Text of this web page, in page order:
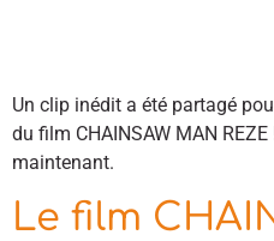
Un clip inédit a été partagé
du film CHAINSAW MAN
maintenant.
Le film